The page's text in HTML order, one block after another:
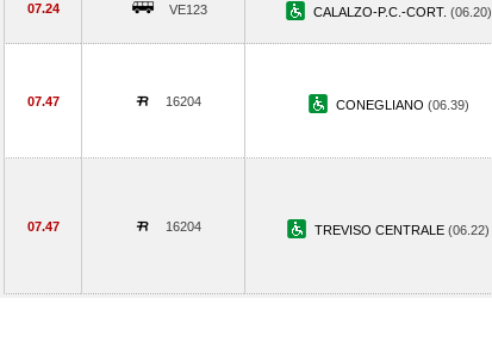
07.24 VE123 CALALZO-P.C.-CORT. (06.20)
07.47 16204 CONEGLIANO (06.39)
07.47 16204 TREVISO CENTRALE (06.22)